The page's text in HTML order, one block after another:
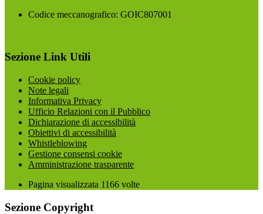
Codice meccanografico: GOIC807001
Sezione Link Utili
Cookie policy
Note legali
Informativa Privacy
Ufficio Relazioni con il Pubblico
Dichiarazione di accessibilità
Obiettivi di accessibilità
Whistleblowing
Gestione consensi cookie
Amministrazione trasparente
Pagina visualizzata 1166 volte
Sezione Copyright